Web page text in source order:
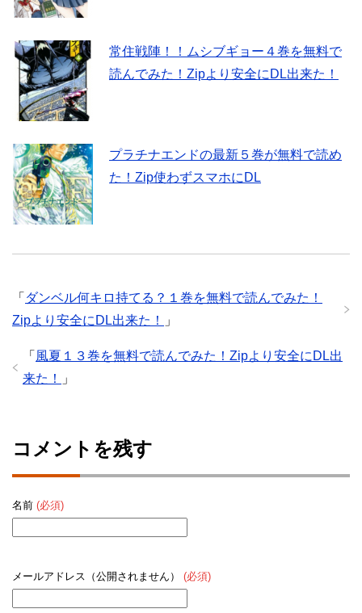
常住戦陣！！ムシブギョー４巻を無料で
読んでみた！Zipより安全にDL出来た！
プラチナエンドの最新５巻が無料で読め
た！Zip使わずスマホにDL
「 ダンベル何キロ持てる？１巻を無料で読んでみた！
Zipより安全にDL出来た！
」
「 風夏１３巻を無料で読んでみた！Zipより安全にDL出
来た！
」
コメントを残す
名前 (必須)
メールアドレス（公開されません） (必須)